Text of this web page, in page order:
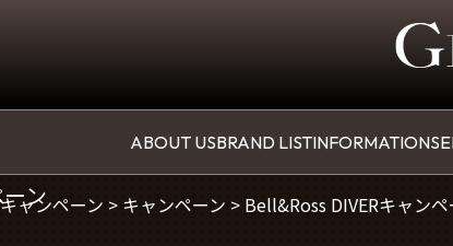
ABOUT USBRAND LISTINFORMATION
ン
ャンペーン > キャンペーン > Bell&Ross DIVERキャンペ